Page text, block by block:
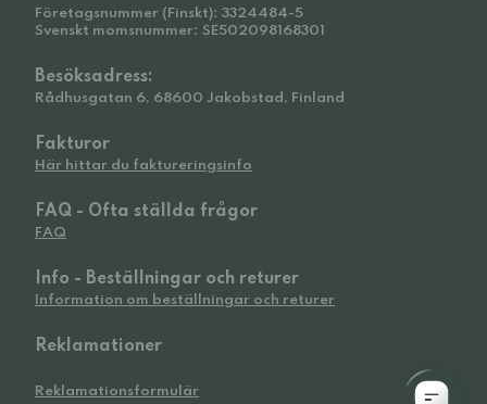
Företagsnummer (Finskt): 3324484-5
Svenskt momsnummer: SE502098168301
Besöksadress:
Rådhusgatan 6, 68600 Jakobstad, Finland
Fakturor
Här hittar du faktureringsinfo
FAQ - Ofta ställda frågor
FAQ
Info - Beställningar och returer
Information om beställningar och returer
Reklamationer
Reklamationsformulär